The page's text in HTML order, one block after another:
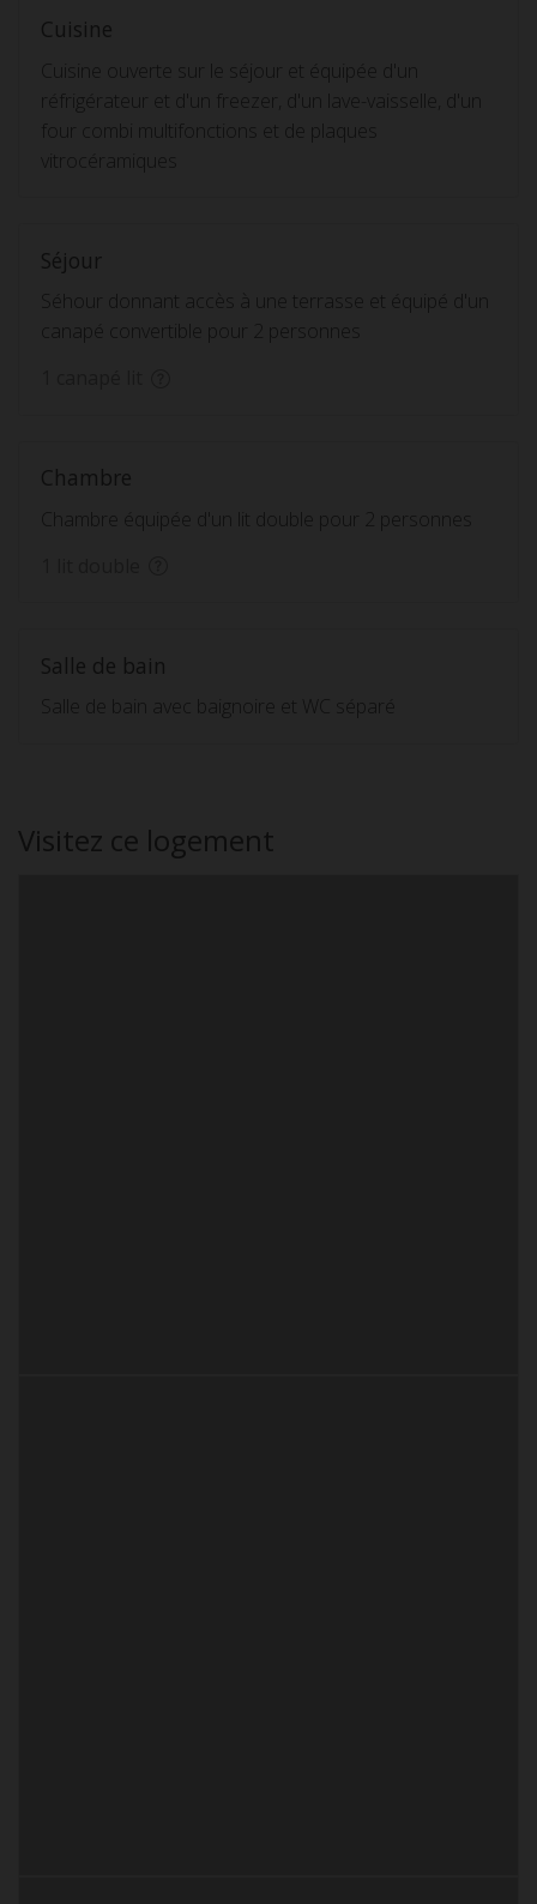
Cuisine
Cuisine ouverte sur le séjour et équipée d'un
réfrigérateur et d'un freezer, d'un lave-vaisselle, d'un
four combi multifonctions et de plaques
vitrocéramiques
Séjour
Séhour donnant accès à une terrasse et équipé d'un
canapé convertible pour 2 personnes
Chambre
Chambre équipée d'un lit double pour 2 personnes
Salle de bain
Salle de bain avec baignoire et WC séparé
Visitez ce logement